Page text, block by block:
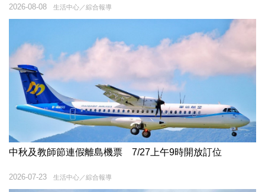
生活中心／綜合報導
2026-08-08
中秋及教師節連假離島機票 7/27上午9時開放訂位
生活中心／綜合報導
2026-07-23